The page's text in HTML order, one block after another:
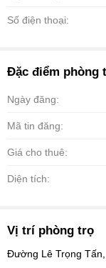
Số điện thoại:
Đặc điểm phòng
Ngày đăng:
Mã tin đăng:
Giá cho thuê:
Diện tích:
Vị trí phòng trọ
Đường Lê Trọng